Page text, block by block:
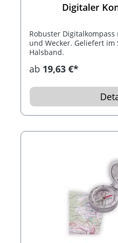
Digitaler
Robuster
und Wecker. Geliefert
Halsband.
ab 19,63 €*